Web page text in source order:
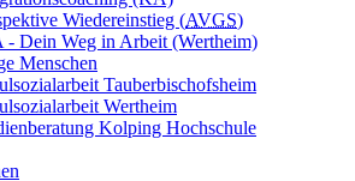
Wiedereinstieg (AVGS)
- Dein Weg in Arbeit (Wertheim)
Menschen
Tauberbischofsheim
Wertheim
Kolping Hochschule